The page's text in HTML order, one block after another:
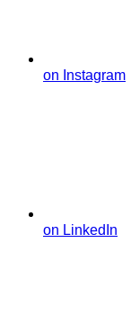
on Instagram
on LinkedIn